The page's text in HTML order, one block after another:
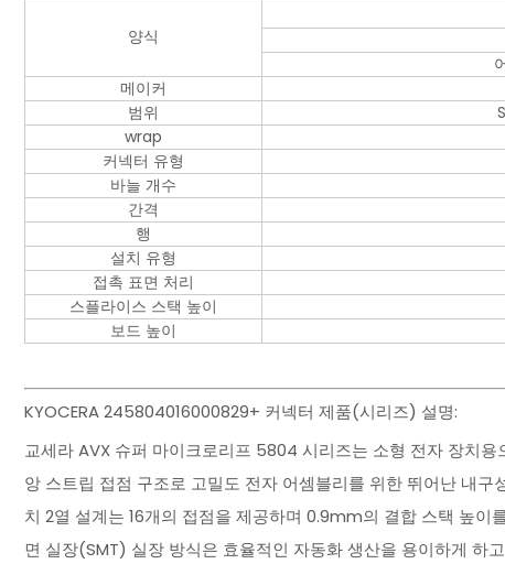
양식
메이커
범위
wrap
커넥터 유형
바늘 개수
간격
행
설치 유형
접촉 표면 처리
스플라이스 스택 높이
보드 높이
KYOCERA 245804016000829+ 커넥터 제품(시리즈) 설명:
교세라 AVX 슈퍼 마이크로리프 5804 시리즈는 소형 전자 장치
앙 스트립 접점 구조로 고밀도 전자 어셈블리를 위한 뛰어난 내
치 2열 설계는 16개의 접점을 제공하며 0.9mm의 결합 스택 높
면 실장(SMT) 실장 방식은 효율적인 자동화 생산을 용이하게 하